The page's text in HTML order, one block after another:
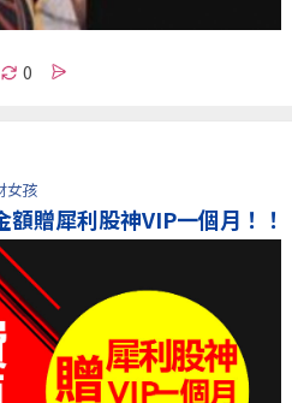
0
女孩
贈犀利股神VIP一個月！！